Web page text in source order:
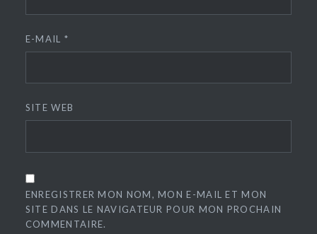
E-MAIL *
SITE WEB
ENREGISTRER MON NOM, MON E-MAIL ET MON
SITE DANS LE NAVIGATEUR POUR MON PROCHAIN
COMMENTAIRE.